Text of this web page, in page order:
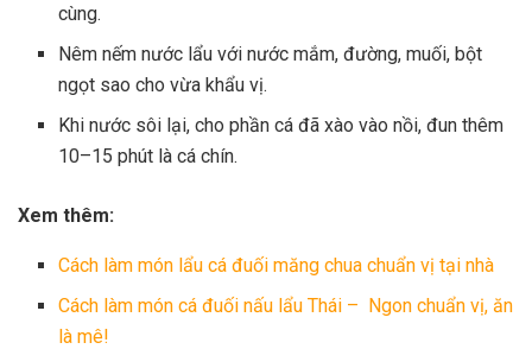
cùng.
Nêm nếm nước lẩu với nước mắm, đường, muối, bột
ngọt sao cho vừa khẩu vị.
Khi nước sôi lại, cho phần cá đã xào vào nồi, đun thêm
10–15 phút là cá chín.
Xem thêm:
Cách làm món lẩu cá đuối măng chua chuẩn vị tại nhà
Cách làm món cá đuối nấu lẩu Thái – Ngon chuẩn vị, ăn
là mê!